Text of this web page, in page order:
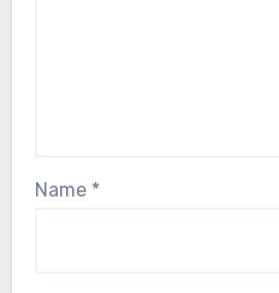
Name *